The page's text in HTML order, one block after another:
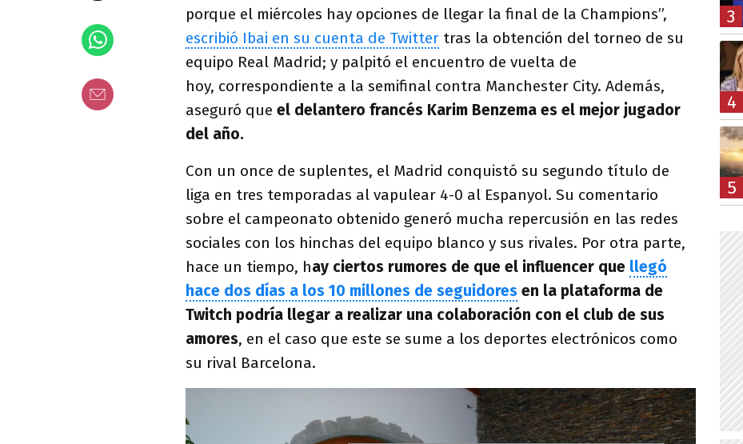
porque el miércoles hay opciones de llegar la final de la Champions”,
escribió Ibai en su cuenta de Twitter tras la obtención del torneo de su
equipo Real Madrid; y palpitó el encuentro de vuelta de
hoy, correspondiente a la semifinal contra Manchester City. Además,
aseguró que el delantero francés Karim Benzema es el mejor jugador
del año.
Con un once de suplentes, el Madrid conquistó su segundo título de
liga en tres temporadas al vapulear 4-0 al Espanyol. Su comentario
sobre el campeonato obtenido generó mucha repercusión en las redes
sociales con los hinchas del equipo blanco y sus rivales. Por otra parte,
hace un tiempo, hay ciertos rumores de que el influencer que llegó
hace dos días a los 10 millones de seguidores en la plataforma de
Twitch podría llegar a realizar una colaboración con el club de sus
amores, en el caso que este se sume a los deportes electrónicos como
su rival Barcelona.
3
4
5